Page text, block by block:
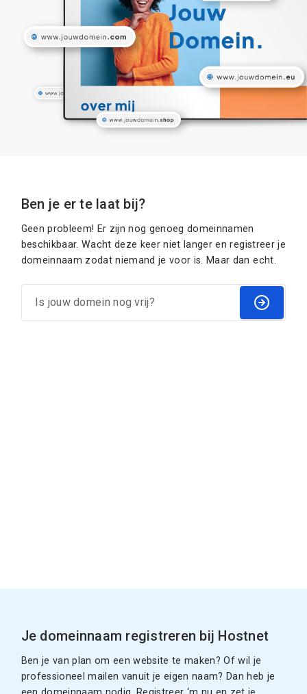
Ben je er te laat bij?
Geen probleem! Er zijn nog genoeg domeinnamen
beschikbaar. Wacht deze keer niet langer en registreer je
domeinnaam zodat niemand je voor is. Maar dan echt.
Je domeinnaam registreren bij Hostnet
Ben je van plan om een website te maken? Of wil je
professioneel mailen vanuit je eigen naam? Dan heb je